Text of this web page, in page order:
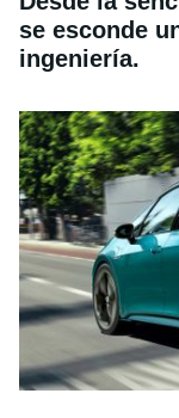
se esconde
ingeniería.